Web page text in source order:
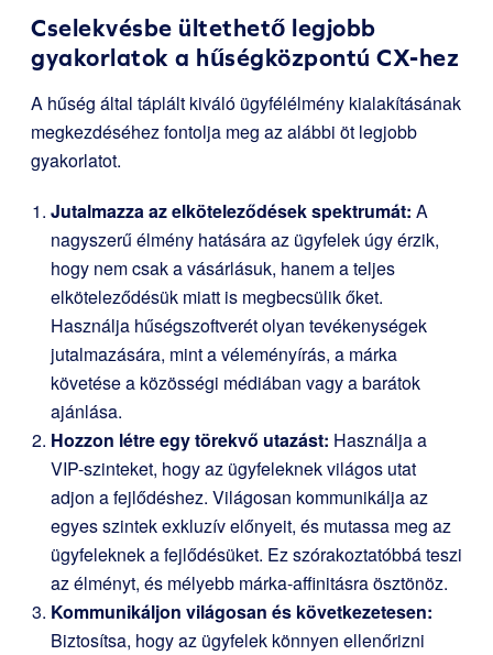
Cselekvésbe ültethető legjobb
gyakorlatok a hűségközpontú CX-hez
A hűség által táplált kiváló ügyfélélmény kialakításának
megkezdéséhez fontolja meg az alábbi öt legjobb
gyakorlatot.
Jutalmazza az elköteleződések spektrumát: A
nagyszerű élmény hatására az ügyfelek úgy érzik,
hogy nem csak a vásárlásuk, hanem a teljes
elköteleződésük miatt is megbecsülik őket.
Használja hűségszoftverét olyan tevékenységek
jutalmazására, mint a véleményírás, a márka
követése a közösségi médiában vagy a barátok
ajánlása.
Hozzon létre egy törekvő utazást: Használja a
VIP-szinteket, hogy az ügyfeleknek világos utat
adjon a fejlődéshez. Világosan kommunikálja az
egyes szintek exkluzív előnyeit, és mutassa meg az
ügyfeleknek a fejlődésüket. Ez szórakoztatóbbá teszi
az élményt, és mélyebb márka-affinitásra ösztönöz.
Kommunikáljon világosan és következetesen:
Biztosítsa, hogy az ügyfelek könnyen ellenőrizni